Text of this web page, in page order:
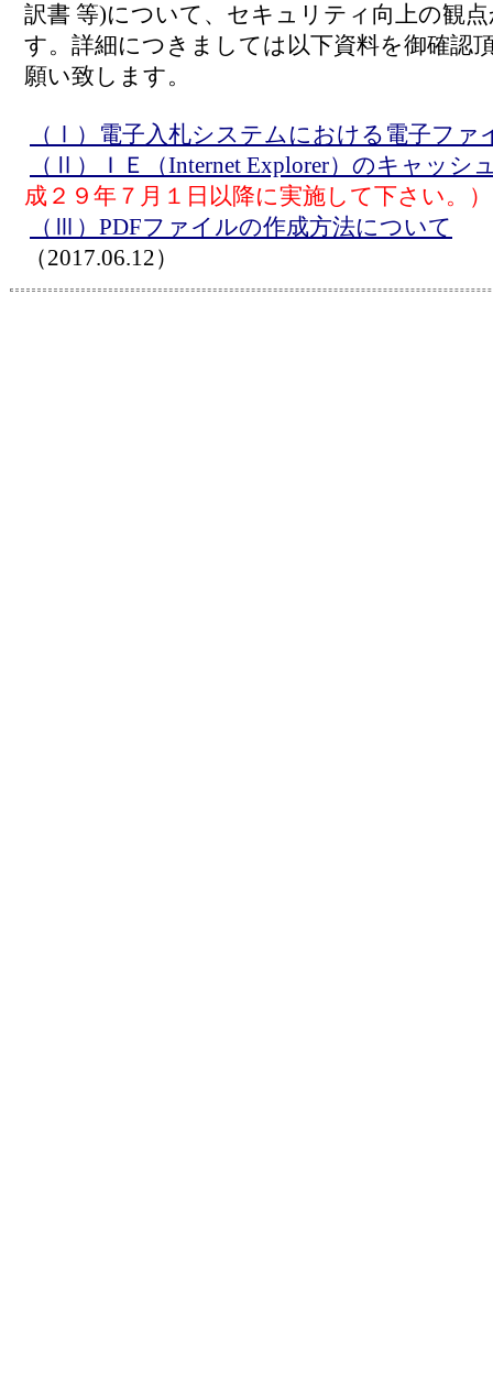
訳書 等)について、セキュリティ向上の観
す。詳細につきましては以下資料を御確認
願い致します。
（Ⅰ）電子入札システムにおける電子ファ
（Ⅱ）ＩＥ（Internet Explorer）のキャッシ
成２９年７月１日以降に実施して下さい。）
（Ⅲ）PDFファイルの作成方法について
（2017.06.12）